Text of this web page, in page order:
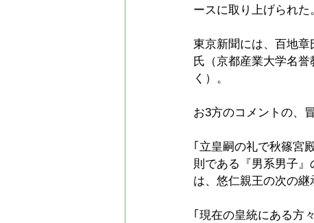
ースに取り上げられた
東京新聞には、百地
氏（京都産業大学名
く）。
お3方のコメントの、
｢立皇嗣の礼で秋篠宮
則である『男系男子
は、悠仁親王の次の継
｢現在の皇統にある方